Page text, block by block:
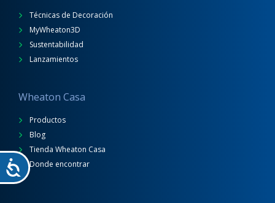
Técnicas de Decoración
MyWheaton3D
Sustentabilidad
Lanzamientos
Wheaton Casa
Productos
Blog
Tienda Wheaton Casa
Donde encontrar